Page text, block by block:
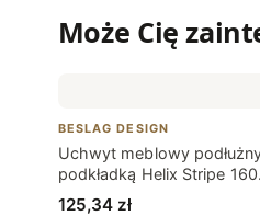
Może Cię
BESLAG DESIGN
Uchwyt meblowy
podkładką Helix Stripe 160
Aluminiowy Czarny
125,34 zł